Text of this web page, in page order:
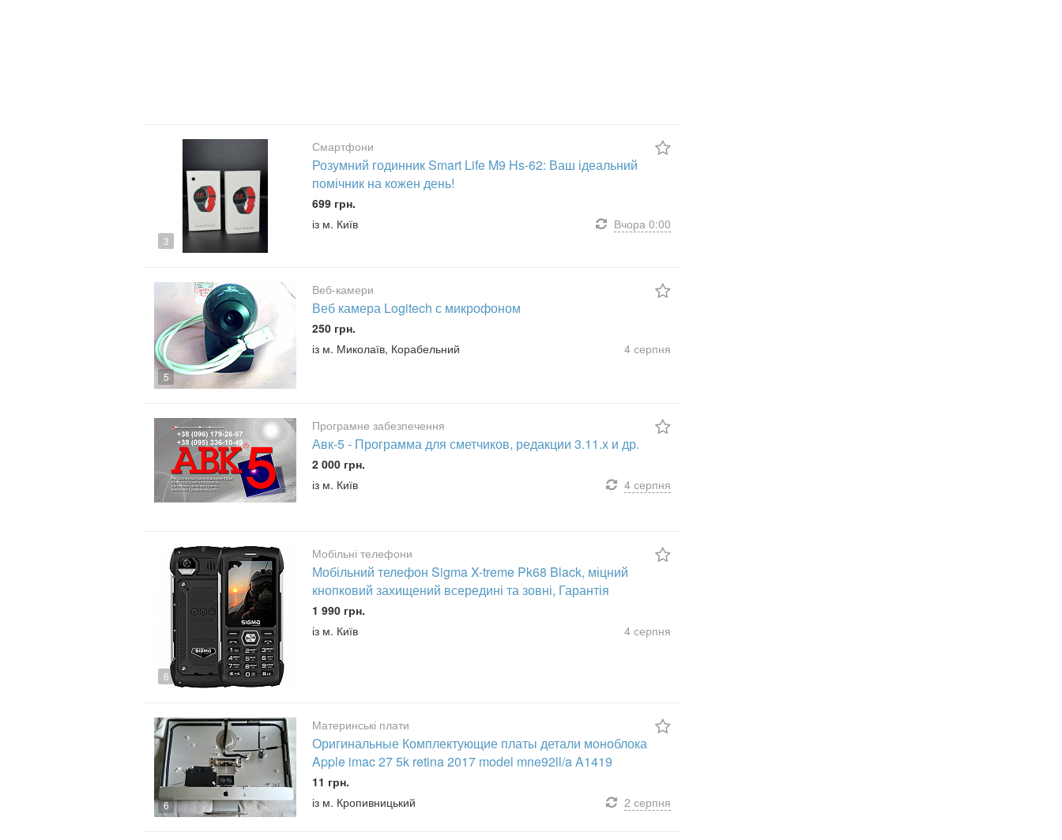
3
Смартфони
Розумний годинник Smart Life M9 Hs-62: Ваш ідеальний
помічник на кожен день!
699 грн.
із м. Київ
Вчора 0:00
5
Веб-камери
Веб камера Logitech с микрофоном
250 грн.
із м. Миколаїв, Корабельний
4 серпня
Програмне забезпечення
Авк-5 - Программа для сметчиков, редакции 3.11.х и др.
2 000 грн.
із м. Київ
4 серпня
6
Мобільні телефони
Мобільний телефон Sigma X-treme Pk68 Black, міцний
кнопковий захищений всередині та зовні, Гарантія
1 990 грн.
із м. Київ
4 серпня
6
Материнські плати
Оригинальные Комплектующие платы детали моноблока
Apple imac 27 5k retina 2017 model mne92ll/a A1419
11 грн.
із м. Кропивницький
2 серпня